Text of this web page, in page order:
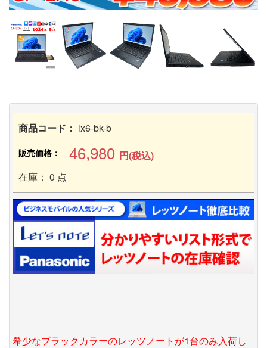
商品コード： lx6-bk-b
販売価格： 46,980 円(税込)
在庫： 0 点
希少なブラックカラーのレッツノートが1台のみ入荷し